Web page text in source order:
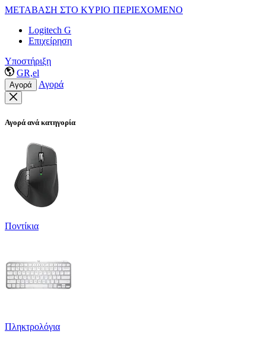
ΜΕΤΑΒΑΣΗ ΣΤΟ ΚΥΡΙΟ ΠΕΡΙΕΧΟΜΕΝΟ
Logitech G
Επιχείρηση
Υποστήριξη
GR,el
Αγορά Αγορά
Αγορά ανά κατηγορία
Ποντίκια
Πληκτρολόγια